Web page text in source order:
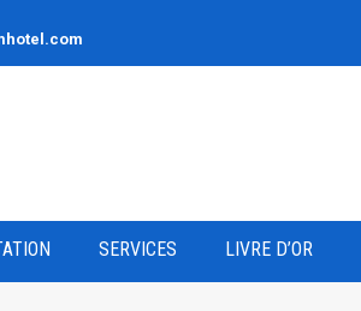
SERVICES LIVRE D’OR